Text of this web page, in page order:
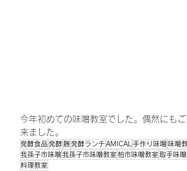
今年初めての味噌教室でした。偶然にも
来ました。
発酵食品 発酵麹 発酵ランチ AMICAL 手作り味噌 味噌
我孫子市味噌我孫子市味噌教室 柏市味噌教室 取手味
料理教室